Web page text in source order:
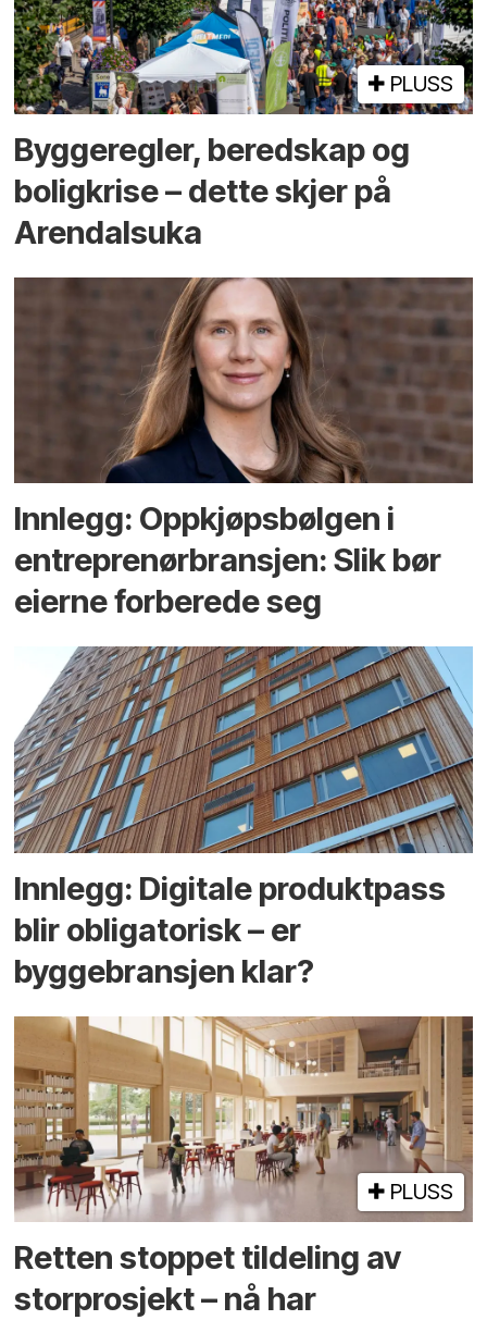
PLUSS
Bygge­regler, beredskap og
bolig­krise – dette skjer på
Arendals­uka
Innlegg: Oppkjøps­bølgen i
entreprenør­bransjen: Slik bør
eierne forberede seg
Innlegg: Digitale produktpass
blir obligatorisk – er
byggebransjen klar?
PLUSS
Retten stoppet tildeling av
storprosjekt – nå har